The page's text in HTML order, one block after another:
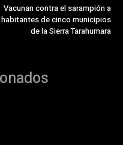
Vacunan contra el sarampión a
habitantes de cinco municipios
de la Sierra Tarahumara